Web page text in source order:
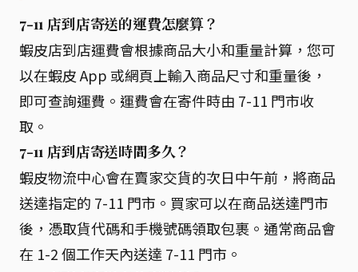
7-11 店到店寄送的運費怎麼算？
蝦皮店到店運費會根據商品大小和重量計算，您可
以在蝦皮 App 或網頁上輸入商品尺寸和重量後，
即可查詢運費。運費會在寄件時由 7-11 門市收
取。
7-11 店到店寄送時間多久？
蝦皮物流中心會在賣家交貨的次日中午前，將商品
送達指定的 7-11 門市。買家可以在商品送達門市
後，憑取貨代碼和手機號碼領取包裹。通常商品會
在 1-2 個工作天內送達 7-11 門市。